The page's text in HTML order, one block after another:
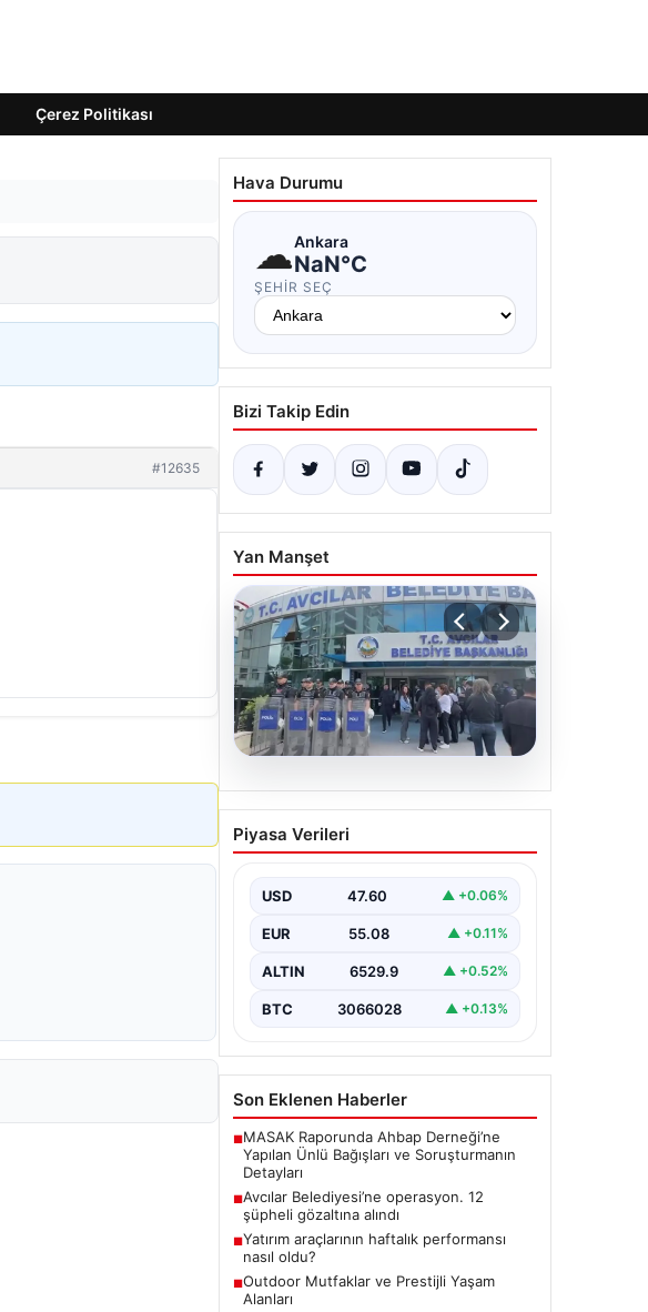
Çerez Politikası
#12635
Hava Durumu
☁Ankara
NaN°C
ŞEHIR SEÇ
Bizi Takip Edin
Yan Manşet
Avcılar Belediyesi’ne
operasyon. 12 şüpheli
Piyasa Verileri
USD 47.60 ▲ +0.06%
EUR 55.08 ▲ +0.11%
ALTIN 6529.9 ▲ +0.52%
BTC 3066028 ▲ +0.13%
Son Eklenen Haberler
■MASAK Raporunda Ahbap Derneği’ne
Yapılan Ünlü Bağışları ve Soruşturmanın
Detayları
■Avcılar Belediyesi’ne operasyon. 12
şüpheli gözaltına alındı
■Yatırım araçlarının haftalık performansı
nasıl oldu?
■Outdoor Mutfaklar ve Prestijli Yaşam
Alanları